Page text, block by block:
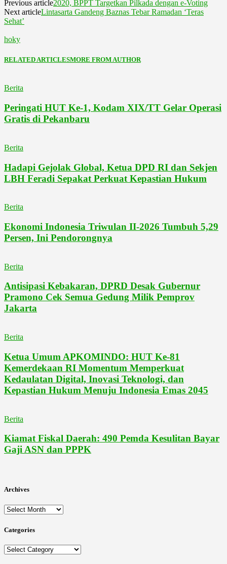
Previous article2020, BPPT Targetkan Pilkada dengan e-Voting
Next articleLintasarta Gandeng Baznas Tebar Ramadan ‘Teras
Sehat’
hoky
RELATED ARTICLESMORE FROM AUTHOR
Berita
Peringati HUT Ke-1, Kodam XIX/TT Gelar Operasi
Gratis di Pekanbaru
Berita
Hadapi Gejolak Global, Ketua DPD RI dan Sekjen
LBH Feradi Sepakat Perkuat Kepastian Hukum
Berita
Ekonomi Indonesia Triwulan II-2026 Tumbuh 5,29
Persen, Ini Pendorongnya
Berita
Antisipasi Kebakaran, DPRD Desak Gubernur
Pramono Cek Semua Gedung Milik Pemprov
Jakarta
Berita
Ketua Umum APKOMINDO: HUT Ke-81
Kemerdekaan RI Momentum Memperkuat
Kedaulatan Digital, Inovasi Teknologi, dan
Kepastian Hukum Menuju Indonesia Emas 2045
Berita
Kiamat Fiskal Daerah: 490 Pemda Kesulitan Bayar
Gaji ASN dan PPPK
Archives
Archives
Categories
Categories